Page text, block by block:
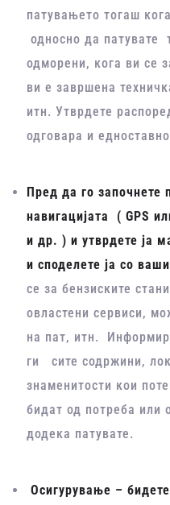
патувањето тогаш
односно да патувате
одморени, кога ви се
ви е завршена
итн. Утврдете
одговара и
Пред да го започнете
навигацијата ( GPS
и др. ) и утврдете ја
и споделете ја со
се за бензиските
овластени сервиси,
на пат, итн.
ги сите содржини,
знаменитости кои
бидат од потреба или
додека патувате.
Осигурување –